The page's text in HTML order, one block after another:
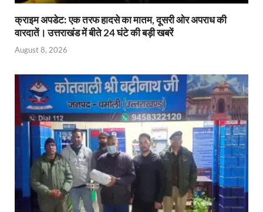
क्राइम अपडेट: एक तरफ हादसे का मातम, दूसरी ओर अपराध की
वारदातें। उत्तराखंड में बीते 24 घंटे की बड़ी खबरें
August 8, 2026